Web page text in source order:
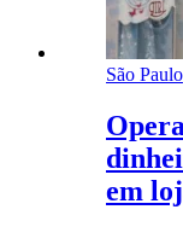
São Paulo
em